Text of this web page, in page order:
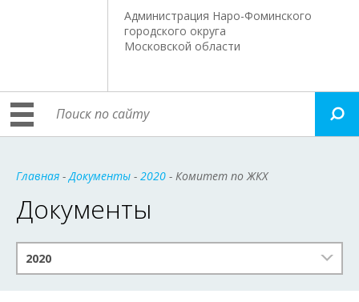
Администрация Наро-Фоминского
городского округа
Московской области
Главная -Документы - 2020 - Комитет по ЖКХ
Документы
2020